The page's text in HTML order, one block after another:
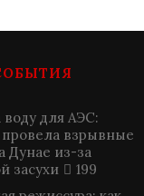
воду для АЭС:
взрывные
Дунае из-за
засухи
199